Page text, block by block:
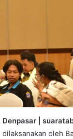
Denpasar |
dilaksanakan oleh